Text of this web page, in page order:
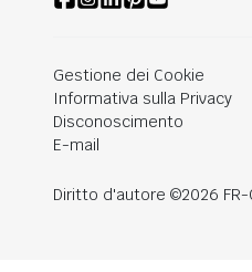
Gestione dei Cookie
Informativa sulla Privacy
Disconoscimento
E-mail
Diritto d'autore ©2026 FR-